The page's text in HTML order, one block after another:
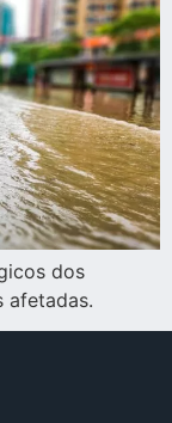
dos
afetadas.